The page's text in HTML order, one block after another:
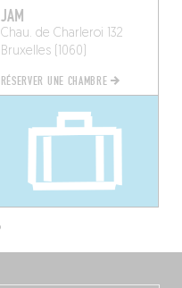
JAM
Chau. de Charleroi 132
Bruxelles (1060)
RÉSERVER UNE CHAMBRE